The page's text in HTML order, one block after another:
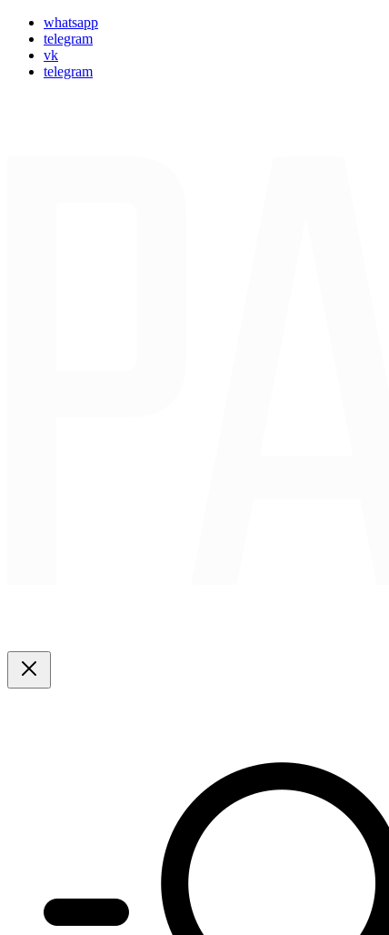
whatsapp
telegram
vk
telegram